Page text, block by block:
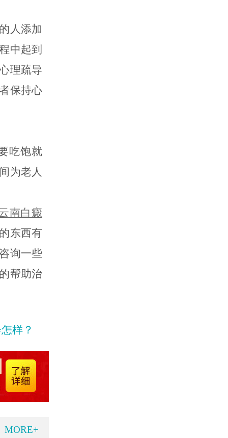
人添加
中起到
理疏导
保持心
吃饱就
为老人
南白癜
东西有
询一些
帮助治
样？
MORE+